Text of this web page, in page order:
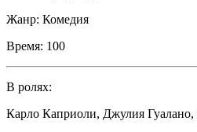
Жанр: Комедия
Время: 100
В ролях:
Карло Каприоли, Джулия Гуалано,